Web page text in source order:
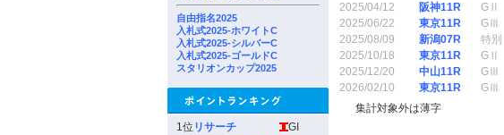
自由指名2025
入札式2025-ホワイトC
入札式2025-シルバーC
入札式2025-ゴールドC
スタリオンカップ2025
1位 リサーチ
GI
2025/04/12
阪神11R GⅡ
2025/06/22
東京11R GⅢ
2025/08/09
新潟07R 特別
2025/10/18
東京11R GⅡ
2025/12/20
中山11R GⅢ
2026/02/10
東京11R GⅢ
集計対象外は薄字